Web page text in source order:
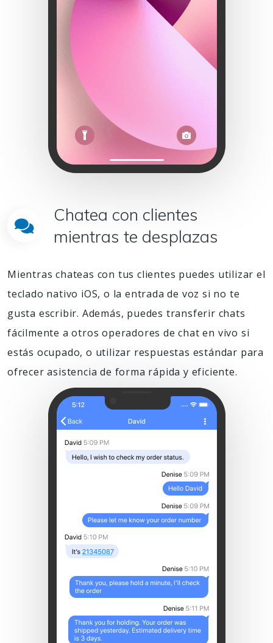
Chatea con clientes
mientras te desplazas
Mientras chateas con tus clientes puedes utilizar el
teclado nativo iOS, o la entrada de voz si no te
gusta escribir. Además, puedes transferir chats
fácilmente a otros operadores de chat en vivo si
estás ocupado, o utilizar respuestas estándar para
ofrecer asistencia de forma rápida y eficiente.